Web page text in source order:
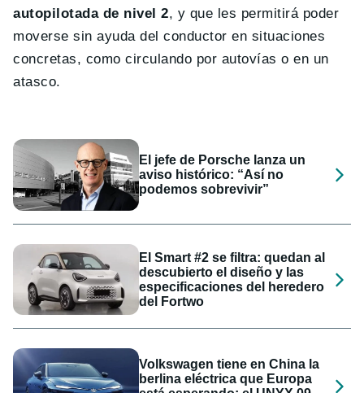
autopilotada de nivel 2, y que les permitirá poder
moverse sin ayuda del conductor en situaciones
concretas, como circulando por autovías o en un
atasco.
El jefe de Porsche lanza un
aviso histórico: “Así no
podemos sobrevivir”
El Smart #2 se filtra: quedan al
descubierto el diseño y las
especificaciones del heredero
del Fortwo
Volkswagen tiene en China la
berlina eléctrica que Europa